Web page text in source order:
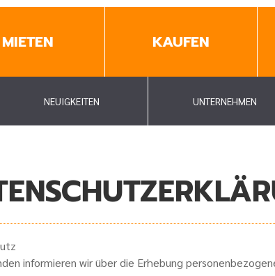
MIETEN KAUFEN
NEUIGKEITEN UNTERNEHMEN
informieren wir über die Erhebung